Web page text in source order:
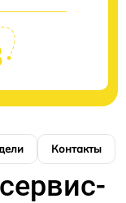
Контакты